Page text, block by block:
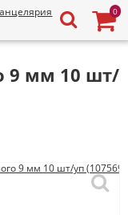
0
9 мм 10 шт/